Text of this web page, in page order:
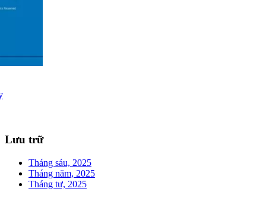
Lưu trữ
Tháng sáu, 2025
Tháng năm, 2025
Tháng tư, 2025